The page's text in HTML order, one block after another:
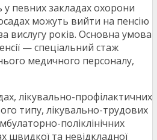
певних закладах охорони
можуть вийти на пенсію
вислугу років. Основна умова
— спеціальний стаж
медичного персоналу,
лікувально-профілактичних
типу, лікувально-трудових
поліклінічних
швидкої та невідкладної